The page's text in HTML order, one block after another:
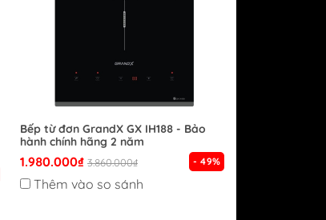
Bếp từ đơn GrandX GX IH188 - Bảo
hành chính hãng 2 năm
1.980.000₫ 3.860.000₫ - 49%
Thêm vào so sánh